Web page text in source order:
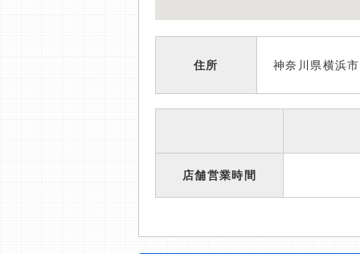
住所 神奈川県横浜
店舗営業時間